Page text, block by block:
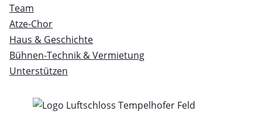
Team
Atze-Chor
Haus & Geschichte
Bühnen-Technik & Vermietung
Unterstützen